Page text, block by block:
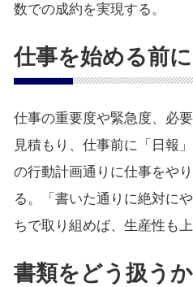
数での成約を実現する。
仕事を始める前
仕事の重要度や緊急度、必
見積もり、仕事前に「日報
の行動計画通りに仕事をや
る。「書いた通りに絶対に
ちで取り組めば、生産性も
書類をどう扱う